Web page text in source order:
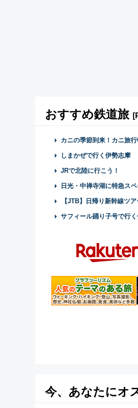
おすすめ鉄道旅
カニの季節到来！カニ旅行
しまかぜで行く伊勢志摩
JRで北陸に行こう！
日光・中禅寺湖に特急ス
【JTB】日帰り新幹線ツア
サフィール踊り子号で行
今、あなたにオ